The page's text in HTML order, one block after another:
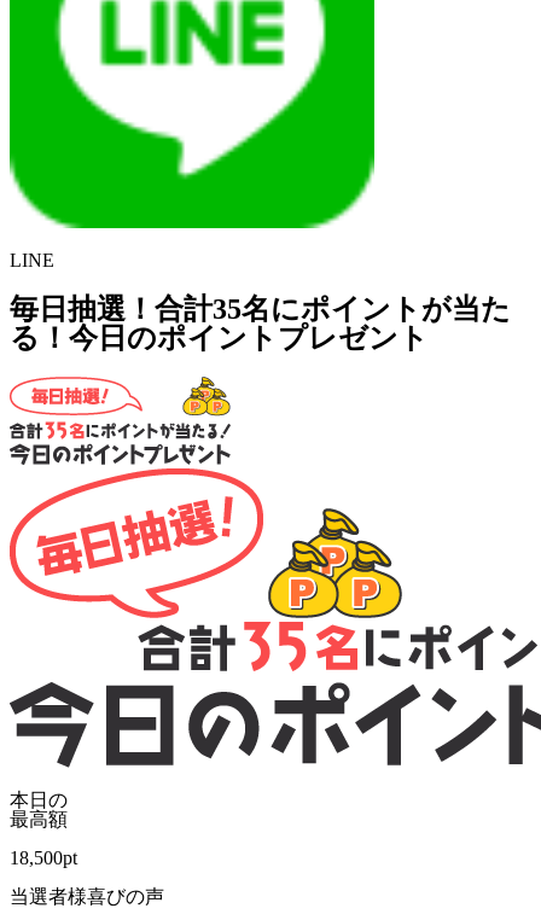
LINE
毎日抽選！合計35名にポイントが当た
る！今日のポイントプレゼント
本日の
最高額
18,500pt
当選者様喜びの声